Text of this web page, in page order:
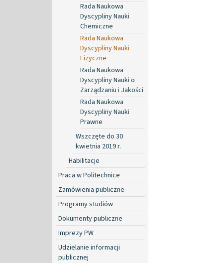
Rada Naukowa
Dyscypliny Nauki
Chemiczne
Rada Naukowa
Dyscypliny Nauki
Fizyczne
Rada Naukowa
Dyscypliny Nauki o
Zarządzaniu i Jakości
Rada Naukowa
Dyscypliny Nauki
Prawne
Wszczęte do 30
kwietnia 2019 r.
Habilitacje
Praca w Politechnice
Zamówienia publiczne
Programy studiów
Dokumenty publiczne
Imprezy PW
Udzielanie informacji
publicznej